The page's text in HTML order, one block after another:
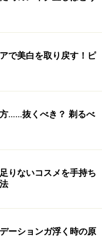
で美白を取り戻す！ピ
……抜くべき？ 剃るべ
りないコスメを手持ち
ーションガ浮く時の原